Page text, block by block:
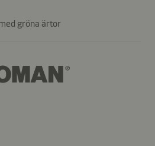
gröna ärtor